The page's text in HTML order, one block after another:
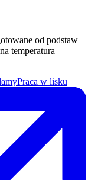
od podstaw
temperatura
Praca w lisku